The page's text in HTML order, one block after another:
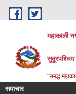
Skip to main content
महाकाली
"समृद्ध
समाचार